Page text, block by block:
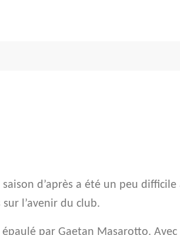
d’après a été un peu difficile
l’avenir du club.
par Gaetan Masarotto. Avec